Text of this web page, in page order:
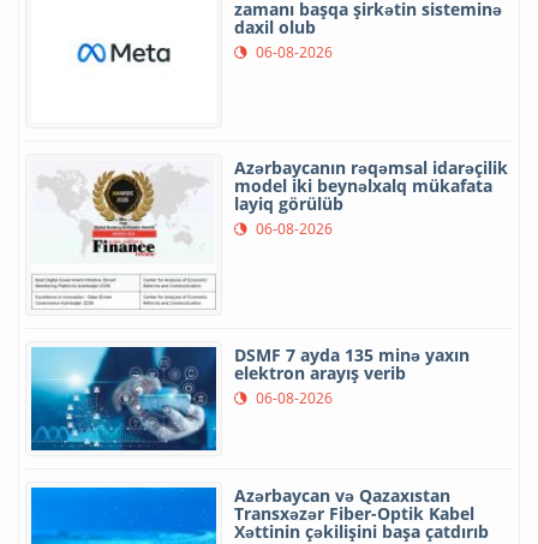
zamanı başqa şirkətin sisteminə
daxil olub
06-08-2026
Azərbaycanın rəqəmsal idarəçilik
model iki beynəlxalq mükafata
layiq görülüb
06-08-2026
DSMF 7 ayda 135 minə yaxın
elektron arayış verib
06-08-2026
Azərbaycan və Qazaxıstan
Transxəzər Fiber-Optik Kabel
Xəttinin çəkilişini başa çatdırıb